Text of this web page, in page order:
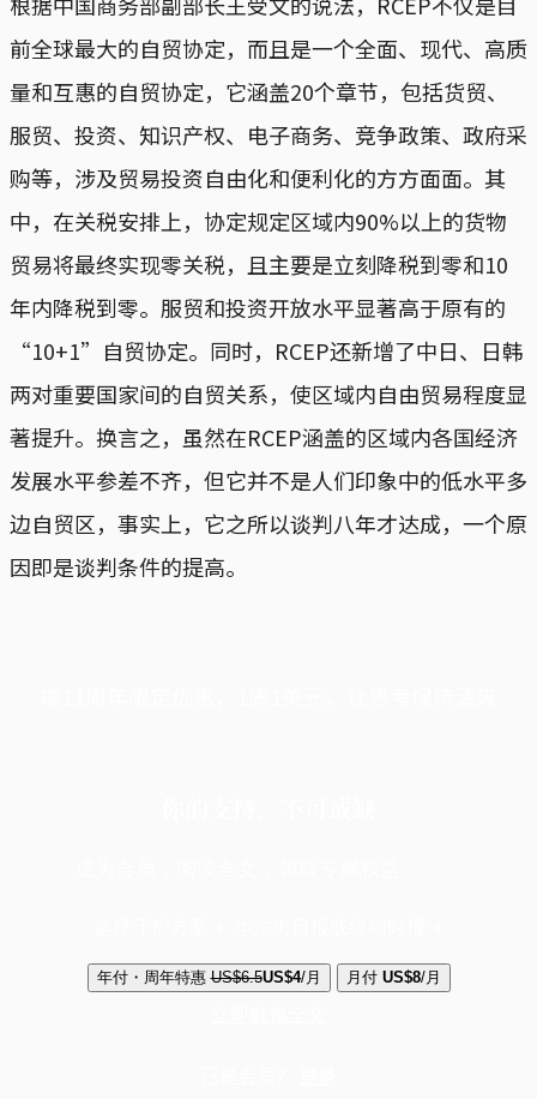
前全球最大的自贸协定，而且是一个全面、现代、高质
量和互惠的自贸协定，它涵盖20个章节，包括货贸、
服贸、投资、知识产权、电子商务、竞争政策、政府采
购等，涉及贸易投资自由化和便利化的方方面面。其
中，在关税安排上，协定规定区域内90%以上的货物
贸易将最终实现零关税，且主要是立刻降税到零和10
年内降税到零。服贸和投资开放水平显著高于原有的
“10+1”自贸协定。同时，RCEP还新增了中日、日韩
两对重要国家间的自贸关系，使区域内自由贸易程度显
著提升。换言之，虽然在RCEP涵盖的区域内各国经济
发展水平参差不齐，但它并不是人们印象中的低水平多
边自贸区，事实上，它之所以谈判八年才达成，一个原
因即是谈判条件的提高。
年付・周年特惠 US$6.5US$4/月 月付 US$8/月